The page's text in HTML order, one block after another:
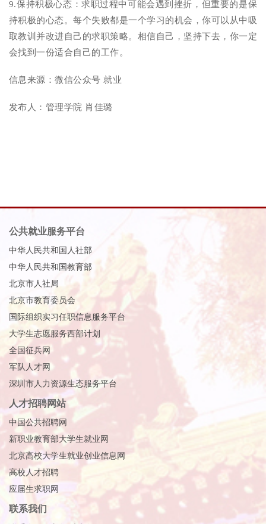
9.保持积极心态：求职过程中可能会遇到挫折，但重要的是保
持积极的心态。每个失败都是一个学习的机会，你可以从中吸
取教训并改进自己的求职策略。相信自己，坚持下去，你一定
会找到一份适合自己的工作。
信息来源：微信公众号 就业
发布人：管理学院 肖佳璐
公共就业服务平台
中华人民共和国人社部
中华人民共和国教育部
北京市人社局
北京市教育委员会
国际组织实习任职信息服务平台
大学生志愿服务西部计划
全国征兵网
军队人才网
深圳市人力资源生态服务平台
人才招聘网站
中国公共招聘网
新职业教育部大学生就业网
北京高校大学生就业创业信息网
高校人才招聘
应届生求职网
联系我们